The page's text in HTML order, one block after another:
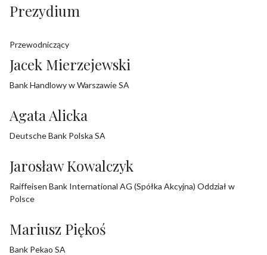
Prezydium
Przewodniczący
Jacek Mierzejewski
Bank Handlowy w Warszawie SA
Agata Alicka
Deutsche Bank Polska SA
Jarosław Kowalczyk
Raiffeisen Bank International AG (Spółka Akcyjna) Oddział w
Polsce
Mariusz Piękoś
Bank Pekao SA